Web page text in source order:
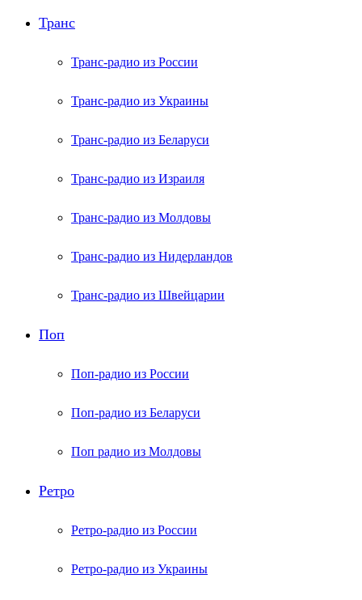
Транс
Транс-радио из России
Транс-радио из Украины
Транс-радио из Беларуси
Транс-радио из Израиля
Транс-радио из Молдовы
Транс-радио из Нидерландов
Транс-радио из Швейцарии
Поп
Поп-радио из России
Поп-радио из Беларуси
Поп радио из Молдовы
Ретро
Ретро-радио из России
Ретро-радио из Украины